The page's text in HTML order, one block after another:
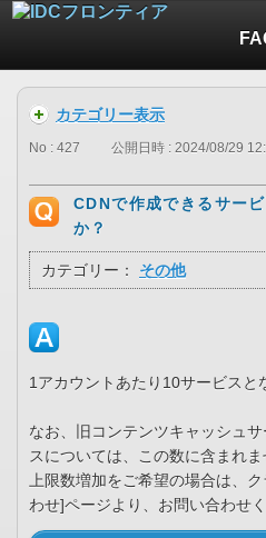
カテゴリー表示
No : 427 公開日時 : 2024/08/29
CDNで作成できるサー
か？
カテゴリー： その他
1アカウントあたり10サービスと
なお、旧コンテンツキャッシュ
スについては、この数に含まれま
上限数増加をご希望の場合は、
わせ]ページより、お問い合わせく